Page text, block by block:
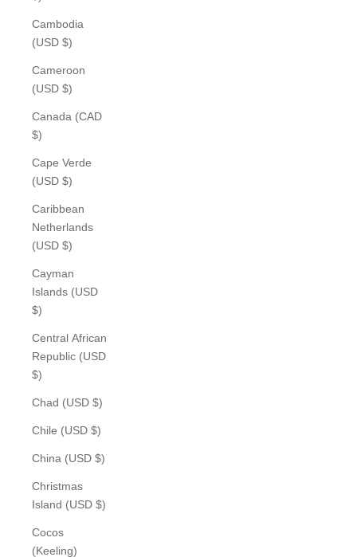
Cambodia
(USD $)
Cameroon
(USD $)
Canada (CAD
$)
Cape Verde
(USD $)
Caribbean
Netherlands
(USD $)
Cayman
Islands (USD
$)
Central African
Republic (USD
$)
Chad (USD $)
Chile (USD $)
China (USD $)
Christmas
Island (USD $)
Cocos
(Keeling)